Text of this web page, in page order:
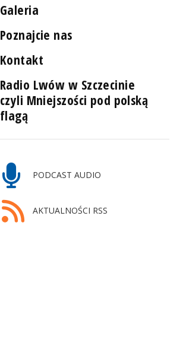
Galeria
Poznajcie nas
Kontakt
Radio Lwów w Szczecinie
czyli Mniejszości pod polską
flagą
PODCAST AUDIO
AKTUALNOŚCI RSS